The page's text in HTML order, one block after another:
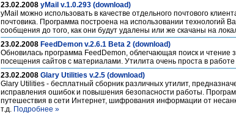
23.02.2008 yMail v.1.0.293 (download)
yMail можно использовать в качестве отдельного почтового
почтовика. Программа построена на использовании технологий
сообщения до того, как они будут удалены или же скачаны на
23.02.2008 FeedDemon v.2.6.1 Beta 2 (download)
Обновилась программа FeedDemon, облегчающая поиск и чтение
посещения сайтов с материалами. Утилита очень проста в
23.02.2008 Glary Utilities v.2.5 (download)
Glary Utilities - бесплатный сборник различных утилит,
исправления ошибок и повышения безопасности работы.
путешествия в сети Интернет, шифрования информации от
т.д. Подробнее »